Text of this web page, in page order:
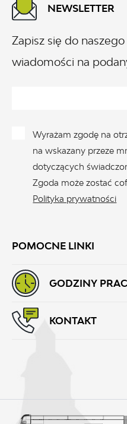
POMOCNE LINKI
NEWSLETTER
Zapisz się do
wiadomości na
Wyrażam zgodę na
na wskazany przeze
dotyczących
Zgoda może zostać
Polityka prywatności
GODZINY
KONTAKT